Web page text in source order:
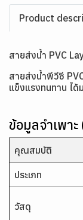
Product
สายส่งน้ำ PVC
สายส่งน้ำพีวีซี
แข็งแรงทนทาน ไ
ข้อมูลจำเพา
คุณสมบัติ
ประเภท
วัสดุ